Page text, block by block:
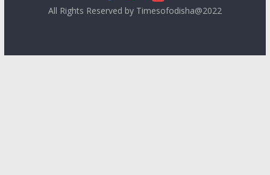
All Rights Reserved by Timesofodisha@2022